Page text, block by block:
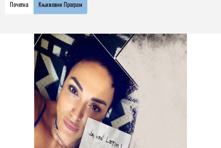
Почетна Књижевни Програм